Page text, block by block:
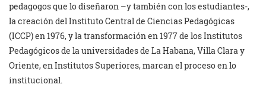
pedagogos que lo diseñaron –y también con los estudiantes-,
la creación del Instituto Central de Ciencias Pedagógicas
(ICCP) en 1976, y la transformación en 1977 de los Institutos
Pedagógicos de la universidades de La Habana, Villa Clara y
Oriente, en Institutos Superiores, marcan el proceso en lo
institucional.